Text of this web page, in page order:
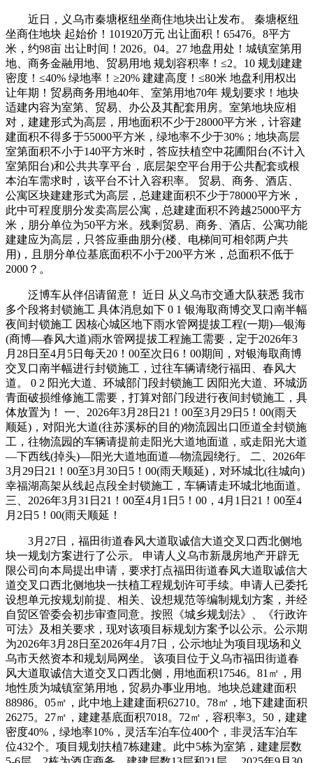
近日，义乌市秦塘枢纽坐商住地块出让发布。 秦塘枢纽
坐商住地块 起始价！101920万元 出让面积！65476。8平方
米，约98亩 出让时间！2026。04。27 地盘用处！城镇室第用
地、商务金融用地、贸易用地 规划容积率！≤2。10 规划建建
密度！≤40% 绿地率！≥20% 建建高度！≤80米 地盘利用权出
让年期！贸易商务用地40年、室第用地70年 规划要求！地块
适建内容为室第、贸易、办公及其配套用房。室第地块应相
对，建建形式为高层，用地面积不少于28000平方米，计容建
建面积不得多于55000平方米，绿地率不少于30%；地块高层
室第面积不小于140平方米时，答应扶植空中花圃阳台(不计入
室第阳台)和公共共享平台，底层架空平台用于公共配套或根
本泊车需求时，该平台不计入容积率。 贸易、商务、酒店、
公寓区块建建形式为高层，总建建面积不少于78000平方米，
此中可程度朋分发卖高层公寓，总建建面积不跨越25000平方
米，朋分单位为50平方米。残剩贸易、商务、酒店、公寓功能
建建应为高层，只答应垂曲朋分(楼、电梯间可相邻两户共
用)，且朋分单位基底面积不小于200平方米，总面积不低于
2000？。
泛博车从伴侣请留意！ 近日 从义乌市交通大队获悉 我市
多个段将封锁施工 具体消息如下 0 1 银海取商博交叉口南半幅
夜间封锁施工 因核心城区地下雨水管网提拔工程(一期)—银海
(商博—春风大道)雨水管网提拔工程施工需要，定于2026年3
月28日至4月5日每天20！00至次日6！00期间，对银海取商博
交叉口南半幅进行封锁施工，过往车辆请绕行福田、春风大
道。 0 2 阳光大道、环城部门段封锁施工 因阳光大道、环城沥
青面破损维修施工需要，打算对部门段进行夜间封锁施工，具
体放置为！ 一、2026年3月28日21！00至3月29日5！00(雨天
顺延)，对阳光大道(往苏溪标的目的)物流园出口匝道全封锁施
工，往物流园的车辆请提前走阳光大道地面道，或走阳光大道
—下西线(掉头)—阳光大道地面道—物流园绕行。 二、2026年
3月29日21！00至3月30日5！00(雨天顺延)，对环城北(往城向)
幸福湖高架从线起点段全封锁施工，车辆请走环城北地面道。
三、2026年3月31日21！00至4月1日5！00，4月1日21！00至4
月2日5！00(雨天顺延！
3月27日，福田街道春风大道取诚信大道交叉口西北侧地
块一规划方案进行了公示。 申请人义乌市新晟房地产开辟无
限公司向本局提出申请，要求打点福田街道春风大道取诚信大
道交叉口西北侧地块一扶植工程规划许可手续。申请人已委托
设想单元按规划前提、相关、设想规范等编制规划方案，并经
自贸区管委会初步审查同意。按照《城乡规划法》、《行政许
可法》及相关要求，现对该项目标规划方案予以公示。公示期
为2026年3月28日至2026年4月7日，公示地址为项目现场和义
乌市天然资本和规划局网坐。 该项目位于义乌市福田街道春
风大道取诚信大道交叉口西北侧，用地面积17546。81㎡，用
地性质为城镇室第用地，贸易办事业用地。地块总建建面积
88986。05㎡，此中地上建建面积62710。78㎡，地下建建面积
26275。27㎡，建建基底面积7018。72㎡，容积率3。50，建建
密度40%，绿地率10%，灵活车泊车位400个，非灵活车泊车
位432个。项目规划扶植7栋建建。此中5栋为室第，建建层数